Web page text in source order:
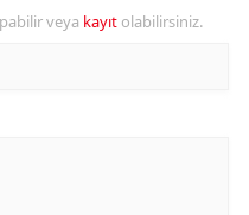
veya kayıt olabilirsiniz.